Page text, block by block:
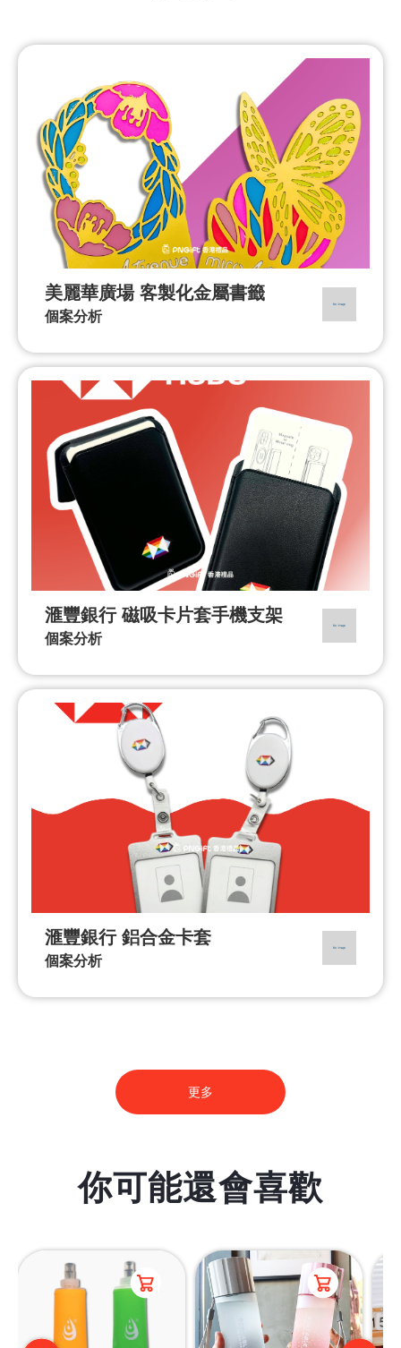
美麗華廣場 客製化金屬書籤
個案分析
滙豐銀行 磁吸卡片套手機支架
個案分析
滙豐銀行 鋁合金卡套
個案分析
更多
你可能還會喜歡